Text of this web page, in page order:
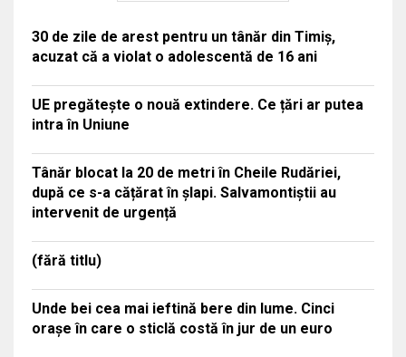
30 de zile de arest pentru un tânăr din Timiș,
acuzat că a violat o adolescentă de 16 ani
UE pregătește o nouă extindere. Ce țări ar putea
intra în Uniune
Tânăr blocat la 20 de metri în Cheile Rudăriei,
după ce s-a cățărat în șlapi. Salvamontiștii au
intervenit de urgență
(fără titlu)
Unde bei cea mai ieftină bere din lume. Cinci
orașe în care o sticlă costă în jur de un euro